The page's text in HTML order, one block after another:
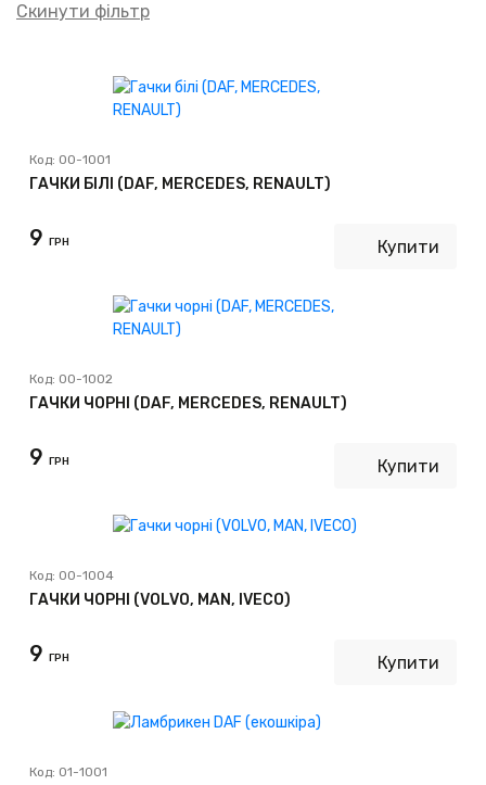
Скинути фільтр
Код: 00-1001
ГАЧКИ БІЛІ (DAF, MERCEDES, RENAULT)
9 ГРН Купити
Код: 00-1002
ГАЧКИ ЧОРНІ (DAF, MERCEDES, RENAULT)
9 ГРН Купити
Код: 00-1004
ГАЧКИ ЧОРНІ (VOLVO, MAN, IVECO)
9 ГРН Купити
Код: 01-1001